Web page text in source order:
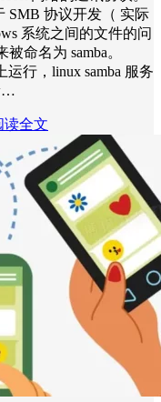
SMB 协议开发（ 实际
系统之间的文件的问
命名为 samba。
行，linux samba 服务
读全文